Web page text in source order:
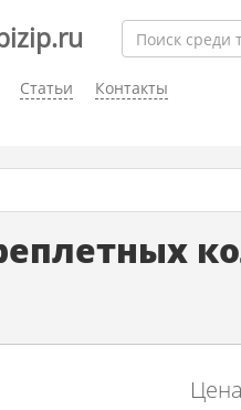
Статьи Контакты
Цена